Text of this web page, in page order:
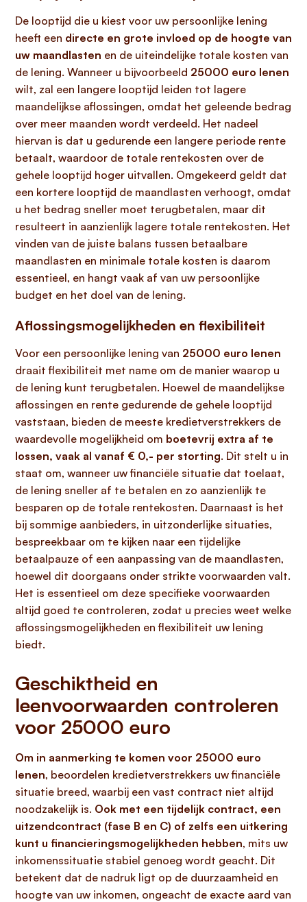
De looptijd die u kiest voor uw persoonlijke lening
heeft een directe en grote invloed op de hoogte van
uw maandlasten en de uiteindelijke totale kosten van
de lening. Wanneer u bijvoorbeeld 25000 euro lenen
wilt, zal een langere looptijd leiden tot lagere
maandelijkse aflossingen, omdat het geleende bedrag
over meer maanden wordt verdeeld. Het nadeel
hiervan is dat u gedurende een langere periode rente
betaalt, waardoor de totale rentekosten over de
gehele looptijd hoger uitvallen. Omgekeerd geldt dat
een kortere looptijd de maandlasten verhoogt, omdat
u het bedrag sneller moet terugbetalen, maar dit
resulteert in aanzienlijk lagere totale rentekosten. Het
vinden van de juiste balans tussen betaalbare
maandlasten en minimale totale kosten is daarom
essentieel, en hangt vaak af van uw persoonlijke
budget en het doel van de lening.
Aflossingsmogelijkheden en flexibiliteit
Voor een persoonlijke lening van 25000 euro lenen
draait flexibiliteit met name om de manier waarop u
de lening kunt terugbetalen. Hoewel de maandelijkse
aflossingen en rente gedurende de gehele looptijd
vaststaan, bieden de meeste kredietverstrekkers de
waardevolle mogelijkheid om boetevrij extra af te
lossen, vaak al vanaf € 0,- per storting. Dit stelt u in
staat om, wanneer uw financiële situatie dat toelaat,
de lening sneller af te betalen en zo aanzienlijk te
besparen op de totale rentekosten. Daarnaast is het
bij sommige aanbieders, in uitzonderlijke situaties,
bespreekbaar om te kijken naar een tijdelijke
betaalpauze of een aanpassing van de maandlasten,
hoewel dit doorgaans onder strikte voorwaarden valt.
Het is essentieel om deze specifieke voorwaarden
altijd goed te controleren, zodat u precies weet welke
aflossingsmogelijkheden en flexibiliteit uw lening
biedt.
Geschiktheid en
leenvoorwaarden controleren
voor 25000 euro
Om in aanmerking te komen voor 25000 euro
lenen, beoordelen kredietverstrekkers uw financiële
situatie breed, waarbij een vast contract niet altijd
noodzakelijk is. Ook met een tijdelijk contract, een
uitzendcontract (fase B en C) of zelfs een uitkering
kunt u financieringsmogelijkheden hebben, mits uw
inkomenssituatie stabiel genoeg wordt geacht. Dit
betekent dat de nadruk ligt op de duurzaamheid en
hoogte van uw inkomen, ongeacht de exacte aard van